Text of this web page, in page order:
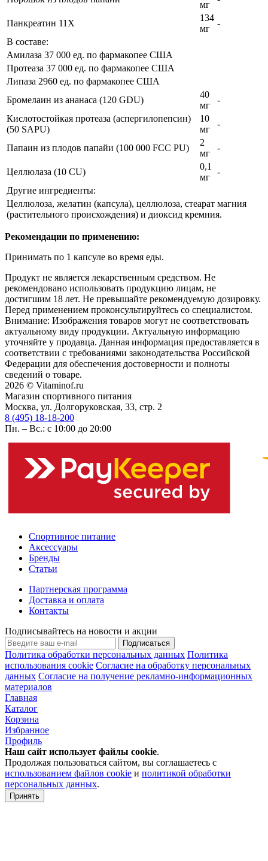
мг
Панкреатин 11X
134
мг
-
В составе:
Амилаза 37 000 ед. по фармакопее США
Протеаза 37 000 ед. по фармакопее США
Липаза 2960 ед. по фармакопее США
Бромелаин из ананаса (120 GDU)
40
мг
-
Кислотостойкая протеаза (аспергилопепсин)
(50 SAPU)
10
мг
-
Папаин из плодов папайи (100 000 FCC PU)
2
мг
-
Целлюлаза (10 CU)
0,1
мг
-
Другие ингредиенты:
Целлюлоза, желатин (капсула), целлюлоза, стеарат магния
(растительного происхождения) и диоксид кремния.
Рекомендации по применению:
Принимать по 1 капсуле во время еды.
Продукт не является лекарственным средством. Не
рекомендовано использовать продукцию лицам, не
достигшим 18 лет. Не превышайте рекомендуемую дозировку.
Перед применением проконсультируйтесь со специалистом.
Внимание: Изображения товаров могут не соответствовать
актуальному виду продукции. Актуальную информацию
уточняйте у продавца. Данная информация предоставляется в
соответствии с требованиями законодательства Российской
Федерации для обеспечения достоверности и полноты
сведений о товаре.
2026 © Vitaminof.ru
Магазин спортивного питания
Москва, ул. Долгоруковская, 33, стр. 2
8 (495) 18-18-200
Пн. – Вс.: с 10:00 до 20:00
Спортивное питание
Аксессуары
Бренды
Статьи
Партнерская программа
Доставка и оплата
Контакты
Подписывайтесь на новости и акции
Подписаться
Политика обработки персональных данных Политика
использования cookie Согласие на обработку персональных
данных Согласие на получение рекламно-информационных
материалов
Главная
Каталог
Корзина
Избранное
Профиль
Наш сайт использует файлы cookie.
Продолжая пользоваться сайтом, вы соглашаетесь с
использованием файлов cookie и политикой обработки
персональных данных.
Принять